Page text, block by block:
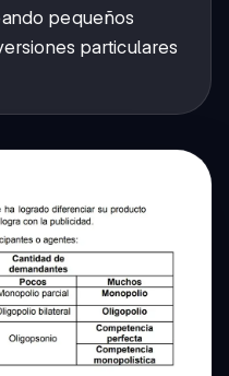
pequeños
particulares